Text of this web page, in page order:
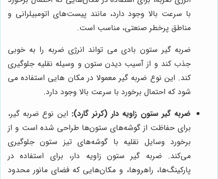
با سرعت بالا وجود دارد، مانند پیست‌های اتومبیلرانی و
مناطق پرخطر صنعتی، مناسب است.
ضربه گیر ستون بادی می تواند انرژی ضربه را به خوبی
جذب کند و از آسیب دیدن ستون و وسیله نقلیه جلوگیری
کند. این نوع ضربه گیر معمولا در مکان هایی استفاده می
شود که احتمال برخورد با سرعت بالا وجود دارد.
ضربه گیر ستون زاویه دار (کرنر گارد): این نوع ضربه گیر،
برای حفاظت از گوشه‌های ستون‌ها طراحی شده است و از
برخورد وسایل نقلیه با گوشه‌های تیز ستون جلوگیری
می‌کند. ضربه گیر ستون زاویه دار، برای استفاده در
پارکینگ‌ها، راهروها، و مکان‌هایی که فضای مانور محدود